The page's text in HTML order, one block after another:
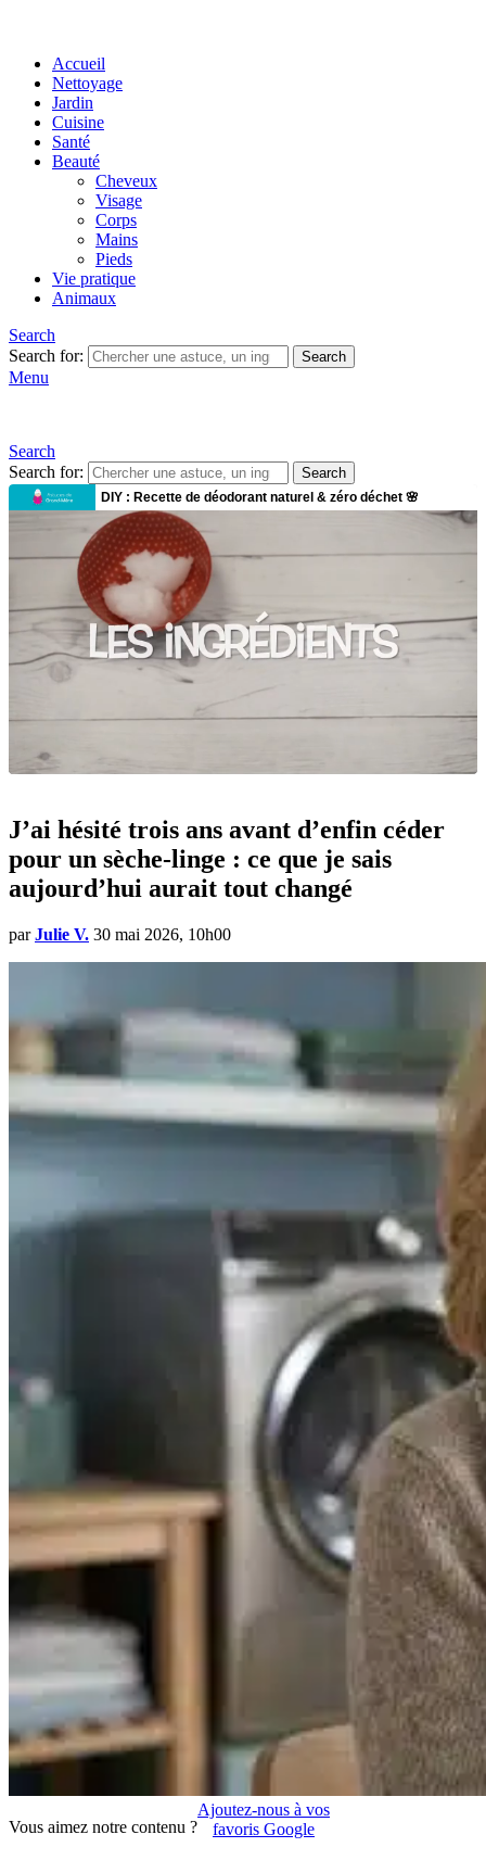
Accueil
Nettoyage
Jardin
Cuisine
Santé
Beauté
Cheveux
Visage
Corps
Mains
Pieds
Vie pratique
Animaux
Search
Search for:
Search
Menu
Search
Search for:
Search
J’ai hésité trois ans avant d’enfin céder
pour un sèche-linge : ce que je sais
aujourd’hui aurait tout changé
par Julie V. 30 mai 2026, 10h00
Vous aimez notre contenu ?
Ajoutez-nous à vos
favoris Google